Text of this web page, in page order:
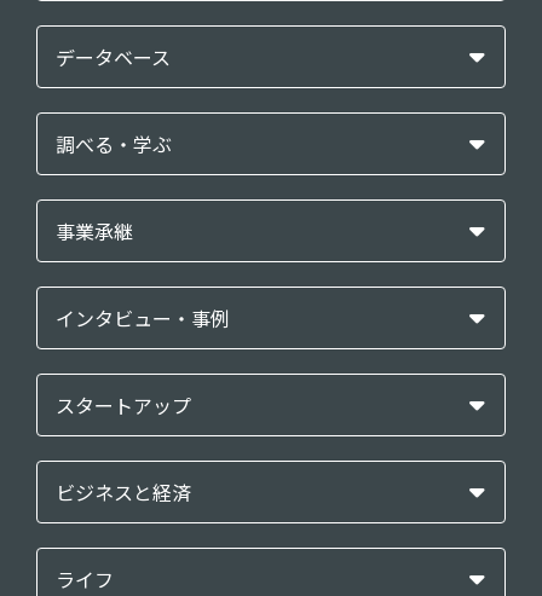
データベース
調べる・学ぶ
事業承継
インタビュー・事例
スタートアップ
ビジネスと経済
ライフ